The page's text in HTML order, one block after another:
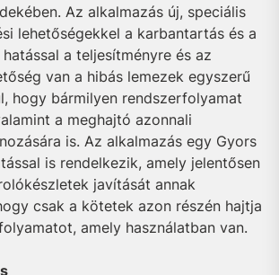
Az alkalmazás új, speciális
lehetőségekkel a karbantartás és a
a teljesítményre és az
van a hibás lemezek egyszerű
hogy bármilyen rendszerfolyamat
a meghajtó azonnali
is. Az alkalmazás egy Gyors
is rendelkezik, amely jelentősen
javítását annak
csak a kötetek azon részén hajtja
amely használatban van.